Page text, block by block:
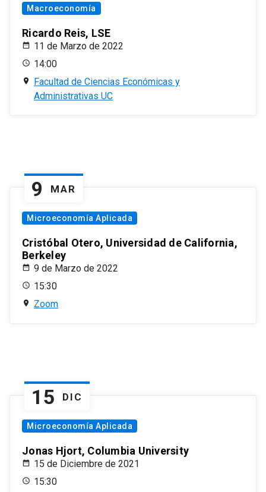
Macroeconomía
Ricardo Reis, LSE
11 de Marzo de 2022
14:00
Facultad de Ciencias Económicas y
Administrativas UC
9 MAR
Microeconomía Aplicada
Cristóbal Otero, Universidad de California,
Berkeley
9 de Marzo de 2022
15:30
Zoom
15 DIC
Microeconomía Aplicada
Jonas Hjort, Columbia University
15 de Diciembre de 2021
15:30